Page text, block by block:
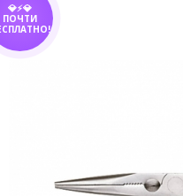
💎⚡💎
ПОЧТИ